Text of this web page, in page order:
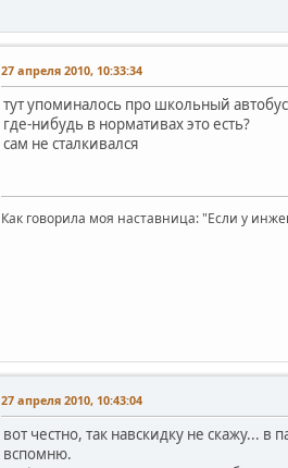
27 апреля 2010, 10:33:34
тут упоминалось про школьный
где-нибудь в нормативах это есть?
сам не сталкивался
Как говорила моя наставница: "Если у
27 апреля 2010, 10:43:04
вот честно, так навскидку не скажу... в
вспомню.